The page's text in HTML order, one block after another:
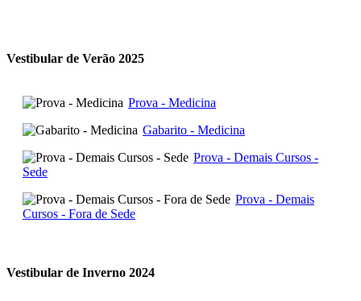
Vestibular de Verão 2025
Prova - Medicina
Gabarito - Medicina
Prova - Demais Cursos -
Sede
Prova - Demais
Cursos - Fora de Sede
Vestibular de Inverno 2024